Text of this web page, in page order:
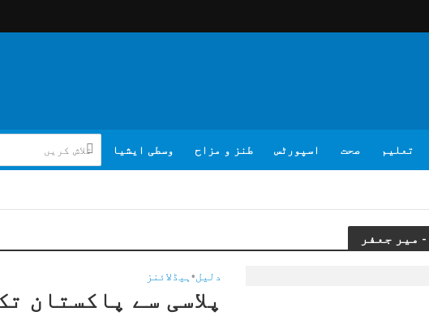
تعلیم صحت اسپورٹس طنز و مزاح وسطی ایشیا
دلیل• ہیڈلائنز
پلاسی سے پاکستان